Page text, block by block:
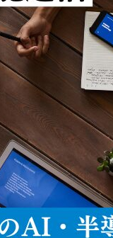
化でき
オプシ
ド、長
するこ
バイス
で届く